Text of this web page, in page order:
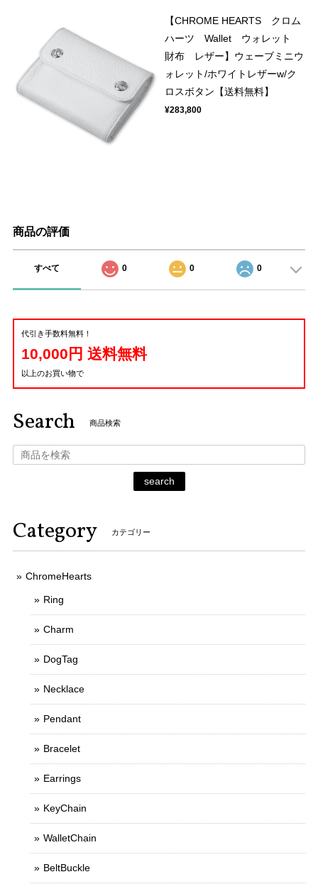
【CHROME HEARTS クロム
ハーツ Wallet ウォレット
財布 レザー】ウェーブミニウ
ォレット/ホワイトレザーw/ク
ロスボタン【送料無料】
¥283,800
商品の評価
すべて 0 0 0
代引き手数料無料！
10,000円 送料無料
以上のお買い物で
Search 商品検索
search
Category カテゴリー
ChromeHearts
Ring
Charm
DogTag
Necklace
Pendant
Bracelet
Earrings
KeyChain
WalletChain
BeltBuckle